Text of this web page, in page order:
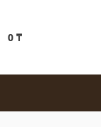
0 ₸